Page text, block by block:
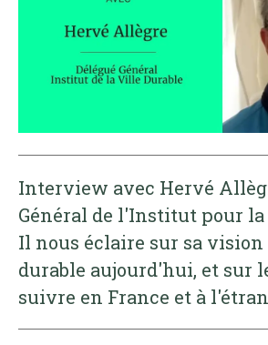
Interview avec Hervé
Général de l'Institut pour
Il nous éclaire sur sa
durable aujourd'hui, et sur
suivre en France et à